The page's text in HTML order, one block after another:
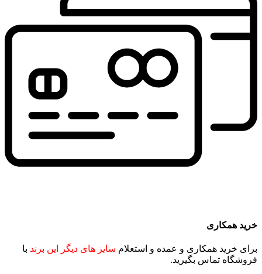
خرید همکاری
برای خرید همکاری و عمده و استعلام سایز های دیگر این برند با
فروشگاه تماس بگیرید.